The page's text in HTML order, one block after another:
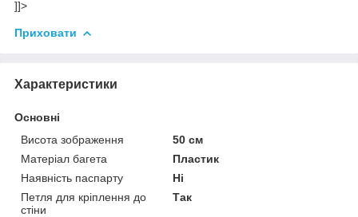
]]>
Приховати
Характеристики
Основні
Висота зображення
50 см
Матеріал багета
Пластик
Наявність паспарту
Ні
Петля для кріплення до
стіни
Так